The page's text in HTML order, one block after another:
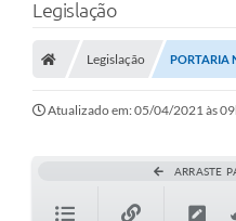
Legislação
Legislação PORTARIA
Atualizado em: 05/04/2021 às
ARRASTE